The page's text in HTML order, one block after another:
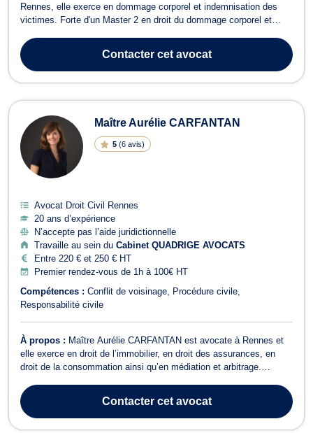
Rennes, elle exerce en dommage corporel et indemnisation des
victimes. Forte d'un Master 2 en droit du dommage corporel et
son expertise au service de ses clients pour les accompagner
dans leurs démarches juridi...
Contactercet avocat
Maître Aurélie CARFANTAN
5 (6 avis)
Avocat Droit Civil Rennes
20 ans d’expérience
N’accepte pas l’aide juridictionnelle
Travaille au sein du Cabinet QUADRIGE AVOCATS
Entre 220 € et 250 € HT
Premier rendez-vous de 1h à 100€ HT
Compétences : Conflit de voisinage
Procédure civile
Responsabilité civile
À propos : Maître Aurélie CARFANTAN est avocate à Rennes et
elle exerce en droit de l’immobilier, en droit des assurances, en
droit de la consommation ainsi qu’en médiation et arbitrage.
les problématiques relevant du droit de la construction comme les
malfaçons, l’aba...
Contactercet avocat